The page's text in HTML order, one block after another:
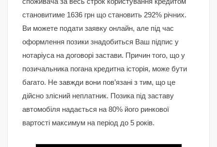
становитиме 1636 грн що становить 292% річних.
Ви можете подати заявку онлайн, але під час
оформлення позики знадобиться Ваш підпис у
нотаріуса на договорі застави. Причин того, що у
позичальника погана кредитна історія, може бути
багато. Не завжди вони пов’язані з тим, що це
дійсно злісний неплатник. Позика під заставу
автомобіля надається на 80% його ринкової
вартості максимум на період до 5 років.